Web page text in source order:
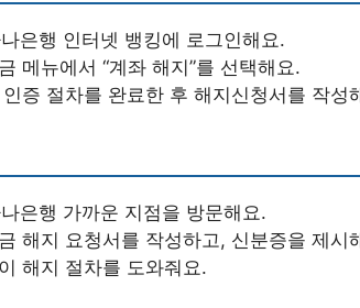
은행 인터넷 뱅킹에 로그인해요.
메뉴에서 “계좌 해지”를 선택해요.
증 절차를 완료한 후 해지신청서를 작성
은행 가까운 지점을 방문해요.
해지 요청서를 작성하고, 신분증을 제시
해지 절차를 도와줘요.